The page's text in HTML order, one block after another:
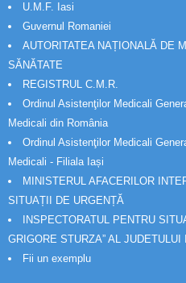
U.M.F. Iasi
Guvernul Romaniei
AUTORITATEA NAȚIONALĂ DE
SĂNĂTATE
REGISTRUL C.M.R.
Ordinul Asistenţilor Medicali
Medicali din România
Ordinul Asistenţilor Medicali
Medicali - Filiala Iași
MINISTERUL AFACERILOR
SITUAȚII DE URGENȚĂ
INSPECTORATUL PENTRU
GRIGORE STURZA” AL JUDETULUI
Fii un exemplu